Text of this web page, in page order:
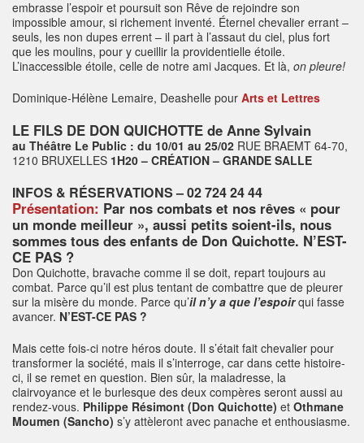
embrasse l’espoir et poursuit son Rêve de rejoindre son
impossible amour, si richement inventé. Éternel chevalier errant –
seuls, les non dupes errent – il part à l’assaut du ciel, plus fort
que les moulins, pour y cueillir la providentielle étoile.
L’inaccessible étoile, celle de notre ami Jacques. Et là, on pleure!
Dominique-Hélène Lemaire, Deashelle pour Arts et Lettres
LE FILS DE DON QUICHOTTE de Anne Sylvain
au Théâtre Le Public : du 10/01 au 25/02 RUE BRAEMT 64-70,
1210 BRUXELLES 1H20 – CRÉATION – GRANDE SALLE
INFOS & RÉSERVATIONS – 02 724 24 44
Présentation: Par nos combats et nos rêves « pour
un monde meilleur », aussi petits soient-ils, nous
sommes tous des enfants de Don Quichotte. N’EST-
CE PAS ?
Don Quichotte, bravache comme il se doit, repart toujours au
combat. Parce qu’il est plus tentant de combattre que de pleurer
sur la misère du monde. Parce qu’il n’y a que l’espoir qui fasse
avancer. N’EST-CE PAS ?
Mais cette fois-ci notre héros doute. Il s’était fait chevalier pour
transformer la société, mais il s’interroge, car dans cette histoire-
ci, il se remet en question. Bien sûr, la maladresse, la
clairvoyance et le burlesque des deux compères seront aussi au
rendez-vous. Philippe Résimont (Don Quichotte) et Othmane
Moumen (Sancho) s’y attèleront avec panache et enthousiasme.